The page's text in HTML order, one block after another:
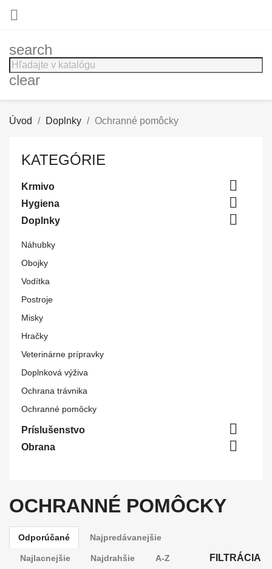

search
clear
Úvod Doplnky Ochranné pomôcky
KATEGÓRIE
Krmivo 
Hygiena 
Doplnky 
Náhubky
Obojky
Vodítka
Postroje
Misky
Hračky
Veterinárne prípravky
Doplnková výživa
Ochrana trávnika
Ochranné pomôcky
Príslušenstvo 
Obrana 
OCHRANNÉ POMÔCKY
Odporúčané Najpredávanejšie
Najlacnejšie Najdrahšie A-Z FILTRÁCIA